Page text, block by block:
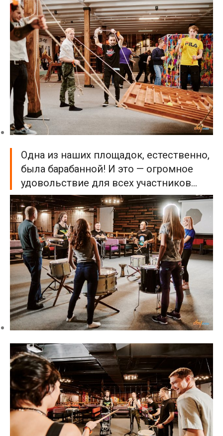
Одна из наших площадок, естественно,
была барабанной! И это — огромное
удовольствие для всех участников…